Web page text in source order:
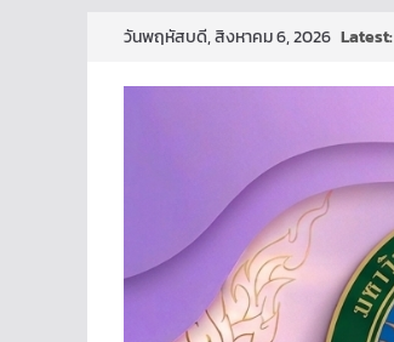
content
วันพฤหัสบดี, สิงหาคม 6, 2026 Latest: